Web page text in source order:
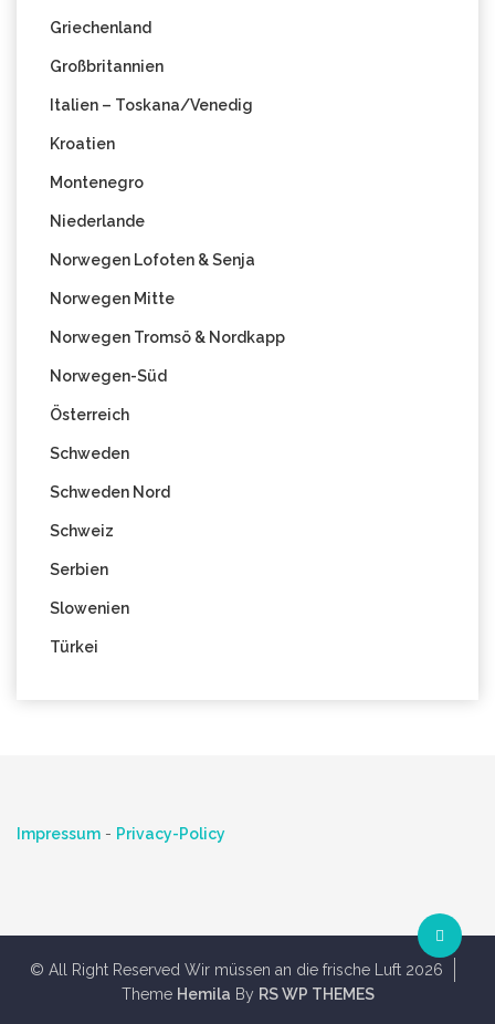
Griechenland
Großbritannien
Italien – Toskana/Venedig
Kroatien
Montenegro
Niederlande
Norwegen Lofoten & Senja
Norwegen Mitte
Norwegen Tromsö & Nordkapp
Norwegen-Süd
Österreich
Schweden
Schweden Nord
Schweiz
Serbien
Slowenien
Türkei
Impressum - Privacy-Policy
© All Right Reserved Wir müssen an die frische Luft 2026
Theme Hemila By RS WP THEMES